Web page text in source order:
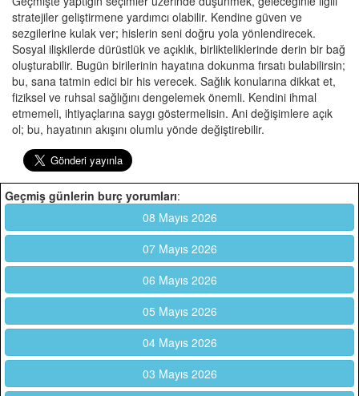
stratejiler geliştirmene yardımcı olabilir. Kendine güven ve
sezgilerine kulak ver; hislerin seni doğru yola yönlendirecek.
Sosyal ilişkilerde dürüstlük ve açıklık, birlikteliklerinde derin bir bağ
oluşturabilir. Bugün birilerinin hayatına dokunma fırsatı bulabilirsin;
bu, sana tatmin edici bir his verecek. Sağlık konularına dikkat et,
fiziksel ve ruhsal sağlığını dengelemek önemli. Kendini ihmal
etmemeli, ihtiyaçlarına saygı göstermelisin. Ani değişimlere açık
ol; bu, hayatının akışını olumlu yönde değiştirebilir.
Geçmiş günlerin burç yorumları:
08 Mayıs 2026
07 Mayıs 2026
06 Mayıs 2026
05 Mayıs 2026
04 Mayıs 2026
03 Mayıs 2026